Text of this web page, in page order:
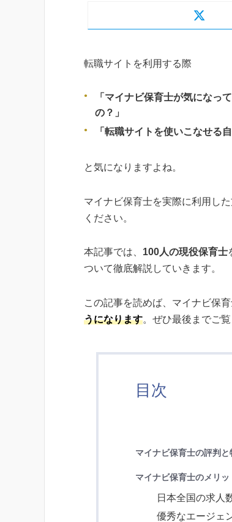
転職サイトを利用する際
「マイナビ保育士が気になっ
の？」
「転職サイトを使いこなせる
と気になりますよね。
マイナビ保育士を実際に利用し
ください。
本記事では、 100人の現役保育士
ついて徹底解説していきます。
この記事を読めば、マイナビ保
うになります。ぜひ最後までご覧
目次
マイナビ保育士の評判と
マイナビ保育士のメリッ
日本全国の求人
優秀なエージェ